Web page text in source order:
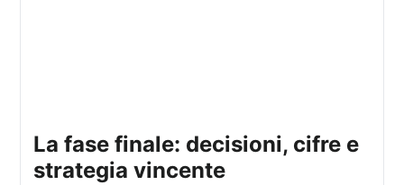
la fase finale: decisioni, cifre e
strategia vincente